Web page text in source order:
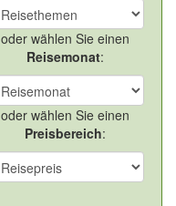
oder wählen Sie einen
Reisemonat:
oder wählen Sie einen
Preisbereich: